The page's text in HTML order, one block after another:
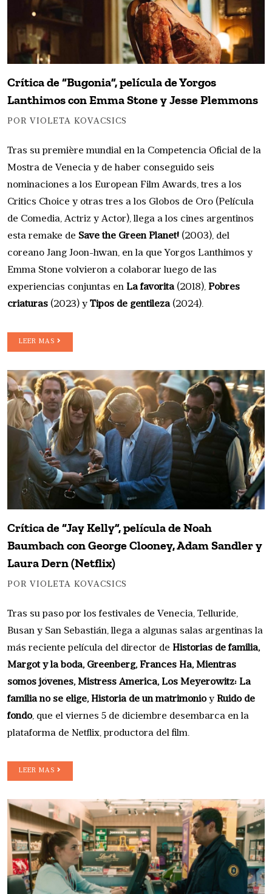
Crítica de “Bugonia”, película de Yorgos
Lanthimos con Emma Stone y Jesse Plemmons
POR VIOLETA KOVACSICS
Tras su première mundial en la Competencia Oficial de la
Mostra de Venecia y de haber conseguido seis
nominaciones a los European Film Awards, tres a los
Critics Choice y otras tres a los Globos de Oro (Película
de Comedia, Actriz y Actor), llega a los cines argentinos
esta remake de Save the Green Planet! (2003), del
coreano Jang Joon-hwan, en la que Yorgos Lanthimos y
Emma Stone volvieron a colaborar luego de las
experiencias conjuntas en La favorita(2018), Pobres
criaturas (2023) yTipos de gentileza(2024).
LEER MAS
Crítica de “Jay Kelly”, película de Noah
Baumbach con George Clooney, Adam Sandler y
Laura Dern (Netflix)
POR VIOLETA KOVACSICS
Tras su paso por los festivales de Venecia, Telluride,
Busan y San Sebastián, llega a algunas salas argentinas la
más reciente película del director de Historias de familia,
Margot y la boda, Greenberg, Frances Ha, Mientras
somos jóvenes, Mistress America, Los Meyerowitz: La
familia no se elige, Historia de un matrimonioyRuido de
fondo, que el viernes 5 de diciembre desembarca en la
plataforma de Netflix, productora del film.
LEER MAS